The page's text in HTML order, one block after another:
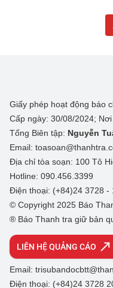
Giấy phép hoạt động báo
Cấp ngày: 30/08/2024;
Tổng Biên tập: Nguyễn
Email:
Địa chỉ tòa soạn: 100 Tô
Hotline: 090.456.3399
Điện thoại: (+84)24 3728 -
© Copyright 2025 Báo
® Báo Thanh tra giữ bản
LIÊN HỆ QUẢNG CÁO
Email:
Điện thoại: (+84)24 3728